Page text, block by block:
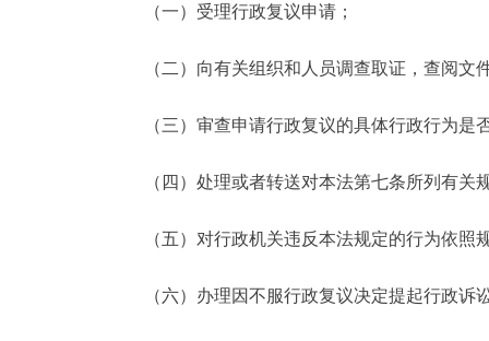
（一）受理行政复议申请；
（二）向有关组织和人员调查取证，查阅文
（三）审查申请行政复议的具体行政行为是
（四）处理或者转送对本法第七条所列有关
（五）对行政机关违反本法规定的行为依照
（六）办理因不服行政复议决定提起行政诉